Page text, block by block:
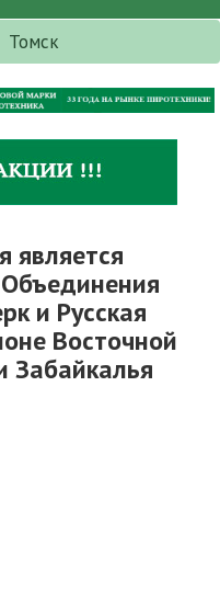
Томск
является
и Русская
Восточной
Забайкалья